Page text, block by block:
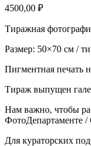
4500,00 ₽
Тиражная
Размер: 50×70 см /
Пигментная печать
Тираж выпущен
Нам важно, чтобы
ФотоДепартаменте /
Для кураторских